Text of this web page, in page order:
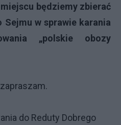
będziemy zbierać
w sprawie karania
„polskie obozy
do Reduty Dobrego